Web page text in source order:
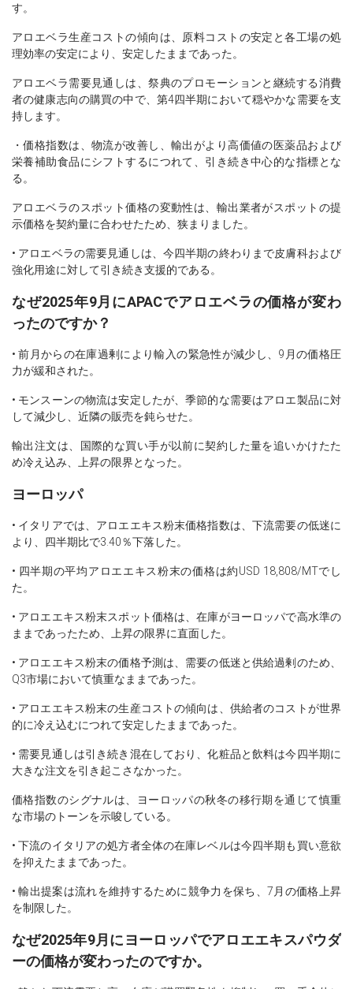
す。
アロエベラ生産コストの傾向は、原料コストの安定と各工場の処
理効率の安定により、安定したままであった。
アロエベラ需要見通しは、祭典のプロモーションと継続する消費
者の健康志向の購買の中で、第4四半期において穏やかな需要を支
持します。
・価格指数は、物流が改善し、輸出がより高価値の医薬品および
栄養補助食品にシフトするにつれて、引き続き中心的な指標とな
る。
アロエベラのスポット価格の変動性は、輸出業者がスポットの提
示価格を契約量に合わせたため、狭まりました。
• アロエベラの需要見通しは、今四半期の終わりまで皮膚科および
強化用途に対して引き続き支援的である。
なぜ2025年9月にAPACでアロエベラの価格が変わ
ったのですか？
• 前月からの在庫過剰により輸入の緊急性が減少し、9月の価格圧
力が緩和された。
• モンスーンの物流は安定したが、季節的な需要はアロエ製品に対
して減少し、近隣の販売を鈍らせた。
輸出注文は、国際的な買い手が以前に契約した量を追いかけたた
め冷え込み、上昇の限界となった。
ヨーロッパ
• イタリアでは、アロエエキス粉末価格指数は、下流需要の低迷に
より、四半期比で3.40％下落した。
• 四半期の平均アロエエキス粉末の価格は約USD 18,808/MTでし
た。
• アロエエキス粉末スポット価格は、在庫がヨーロッパで高水準の
ままであったため、上昇の限界に直面した。
• アロエエキス粉末の価格予測は、需要の低迷と供給過剰のため、
Q3市場において慎重なままであった。
• アロエエキス粉末の生産コストの傾向は、供給者のコストが世界
的に冷え込むにつれて安定したままであった。
• 需要見通しは引き続き混在しており、化粧品と飲料は今四半期に
大きな注文を引き起こさなかった。
価格指数のシグナルは、ヨーロッパの秋冬の移行期を通じて慎重
な市場のトーンを示唆している。
• 下流のイタリアの処方者全体の在庫レベルは今四半期も買い意欲
を抑えたままであった。
• 輸出提案は流れを維持するために競争力を保ち、7月の価格上昇
を制限した。
なぜ2025年9月にヨーロッパでアロエエキスパウダ
ーの価格が変わったのですか。